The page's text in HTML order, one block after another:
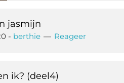
jasmijn
- berthie Reageer
ik? (deel4)